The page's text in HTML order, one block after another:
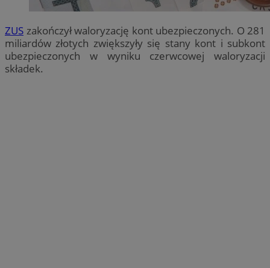
ZUS zakończył waloryzację kont ubezpieczonych. O 281
miliardów złotych zwiększyły się stany kont i subkont
ubezpieczonych w wyniku czerwcowej waloryzacji
składek.